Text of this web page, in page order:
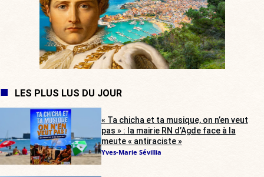
LES PLUS LUS DU JOUR
« Ta chicha et ta musique, on n’en veut
pas » : la mairie RN d’Agde face à la
meute « antiraciste »
Yves-Marie Sévillia